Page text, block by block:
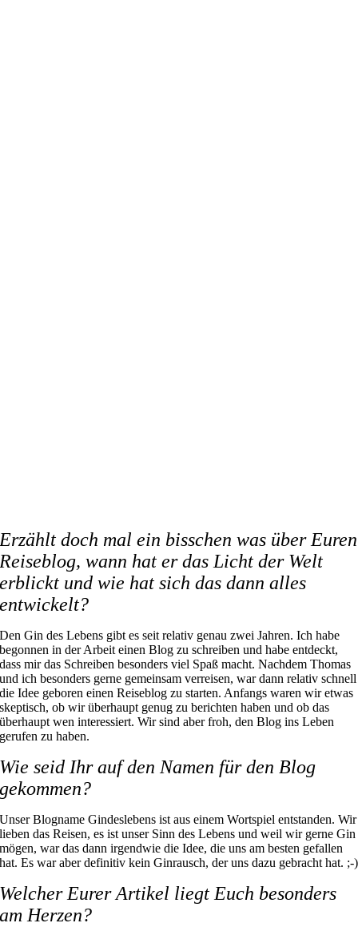
Erzählt doch mal ein bisschen was über Euren
Reiseblog, wann hat er das Licht der Welt
erblickt und wie hat sich das dann alles
entwickelt?
Den Gin des Lebens gibt es seit relativ genau zwei Jahren. Ich habe
begonnen in der Arbeit einen Blog zu schreiben und habe entdeckt,
dass mir das Schreiben besonders viel Spaß macht. Nachdem Thomas
und ich besonders gerne gemeinsam verreisen, war dann relativ schnell
die Idee geboren einen Reiseblog zu starten. Anfangs waren wir etwas
skeptisch, ob wir überhaupt genug zu berichten haben und ob das
überhaupt wen interessiert. Wir sind aber froh, den Blog ins Leben
gerufen zu haben.
Wie seid Ihr auf den Namen für den Blog
gekommen?
Unser Blogname Gindeslebens ist aus einem Wortspiel entstanden. Wir
lieben das Reisen, es ist unser Sinn des Lebens und weil wir gerne Gin
mögen, war das dann irgendwie die Idee, die uns am besten gefallen
hat. Es war aber definitiv kein Ginrausch, der uns dazu gebracht hat. ;-)
Welcher Eurer Artikel liegt Euch besonders
am Herzen?